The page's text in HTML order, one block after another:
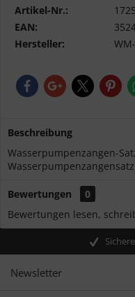
Artikel-Nr.:
EAN:
Hersteller:
Beschreibung
Wasserpumpenzangen-
Bewertungen
0
Bewertungen lesen,
Newsletter